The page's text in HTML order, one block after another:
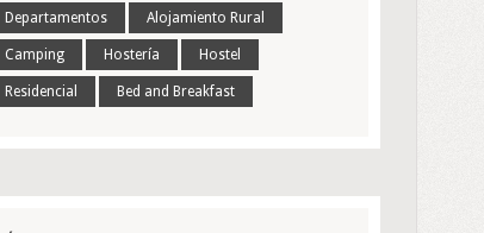
Departamentos Alojamiento Rural
Camping Hostería Hostel
Residencial Bed and Breakfast